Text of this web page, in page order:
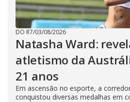
DO R7/03/08/2026
Natasha Ward:
atletismo da
21 anos
Em ascensão no esporte, a
conquistou diversas medalhas em